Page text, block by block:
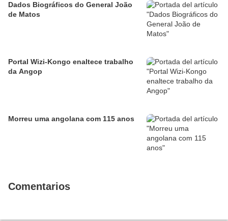
Dados Biográficos do General João
de Matos
Portal Wizi-Kongo enaltece trabalho
da Angop
Morreu uma angolana com 115 anos
Comentarios